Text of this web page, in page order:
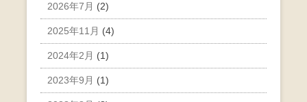
2026年7月 (2)
2025年11月 (4)
2024年2月 (1)
2023年9月 (1)